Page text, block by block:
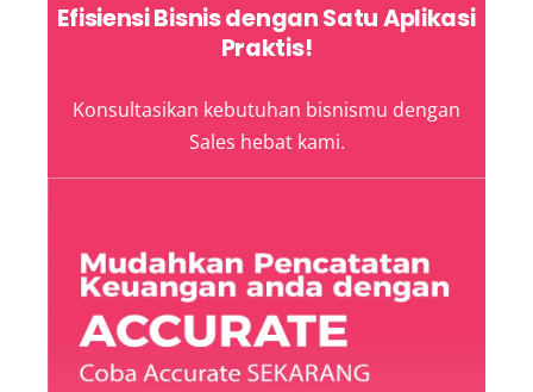
Efisiensi Bisnis dengan Satu Aplikasi
Praktis!
Konsultasikan kebutuhan bisnismu dengan
Sales hebat kami.